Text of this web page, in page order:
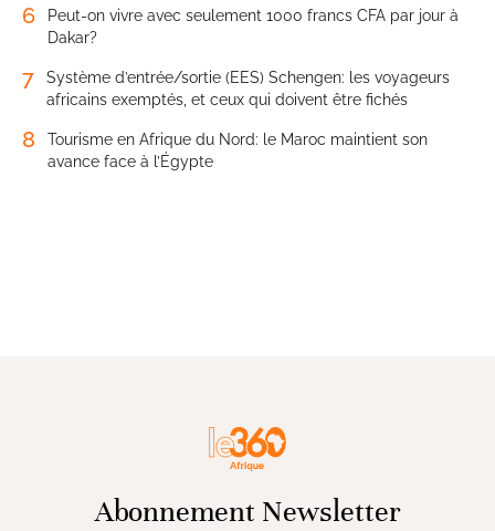
6
Peut-on vivre avec seulement 1000 francs CFA par jour à
Dakar?
7
Système d’entrée/sortie (EES) Schengen: les voyageurs
africains exemptés, et ceux qui doivent être fichés
8
Tourisme en Afrique du Nord: le Maroc maintient son
avance face à l’Égypte
Abonnement Newsletter